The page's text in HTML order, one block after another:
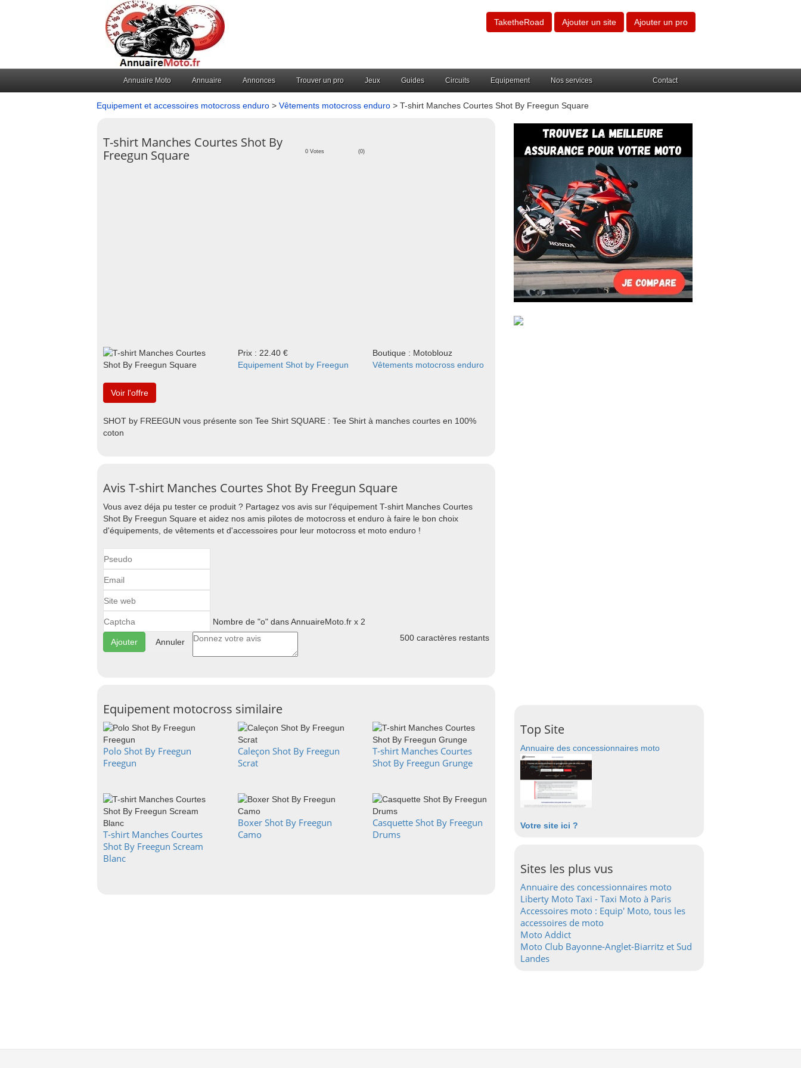
TaketheRoad Ajouter un site Ajouter un pro
Annuaire Moto Annuaire Annonces Trouver un pro Jeux Guides Circuits Equipement Nos services Contact
Equipement et accessoires motocross enduro > Vêtements motocross enduro > T-shirt Manches Courtes Shot By Freegun Square
T-shirt Manches Courtes Shot By
Freegun Square
0 Votes (0)
Prix : 22.40 €
Boutique : Motoblouz
Equipement Shot by Freegun
Vêtements motocross enduro
Voir l'offre
SHOT by FREEGUN vous présente son Tee Shirt SQUARE : Tee Shirt à manches courtes en 100%
coton
Avis T-shirt Manches Courtes Shot By Freegun Square
Vous avez déja pu tester ce produit ? Partagez vos avis sur l'équipement T-shirt Manches Courtes
Shot By Freegun Square et aidez nos amis pilotes de motocross et enduro à faire le bon choix
d'équipements, de vêtements et d'accessoires pour leur motocross et moto enduro !
Nombre de "o" dans AnnuaireMoto.fr x 2
Annuler 500 caractères restants
Equipement motocross similaire
Polo Shot By Freegun
Freegun
Caleçon Shot By Freegun
Scrat
T-shirt Manches Courtes
Shot By Freegun Grunge
T-shirt Manches Courtes
Shot By Freegun Scream
Blanc
Boxer Shot By Freegun
Camo
Casquette Shot By Freegun
Drums
Top Site
Annuaire des concessionnaires moto
Votre site ici ?
Sites les plus vus
Annuaire des concessionnaires moto
Liberty Moto Taxi - Taxi Moto à Paris
Accessoires moto : Equip' Moto, tous les
accessoires de moto
Moto Addict
Moto Club Bayonne-Anglet-Biarritz et Sud
Landes